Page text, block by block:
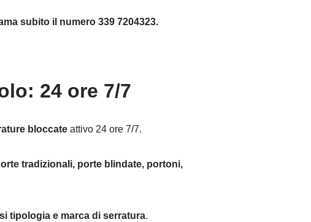
subito il numero 339 7204323.
24 ore 7/7
bloccate attivo 24 ore 7/7.
tradizionali, porte blindate, portoni,
tipologia e marca di serratura.